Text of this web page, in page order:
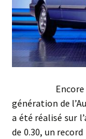
Encore une
génération de
a été réalisé sur
de 0.30, un